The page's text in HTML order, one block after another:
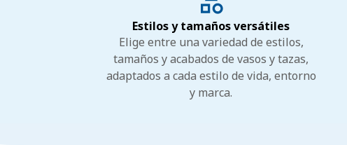
Estilos y tamaños versátiles
Elige entre una variedad de estilos,
tamaños y acabados de vasos y tazas,
adaptados a cada estilo de vida, entorno
y marca.